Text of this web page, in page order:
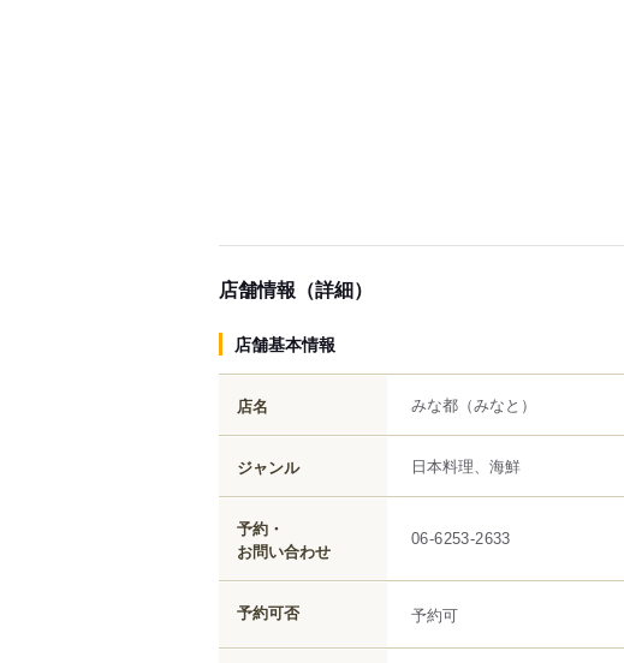
店舗情報（詳細）
店舗基本情報
店名 みな都 （みなと）
ジャンル 日本料理、海鮮
予約・
お問い合わせ
06-6253-2633
予約可否 予約可